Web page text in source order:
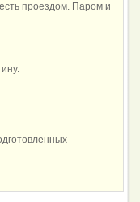
проездом. Паром и